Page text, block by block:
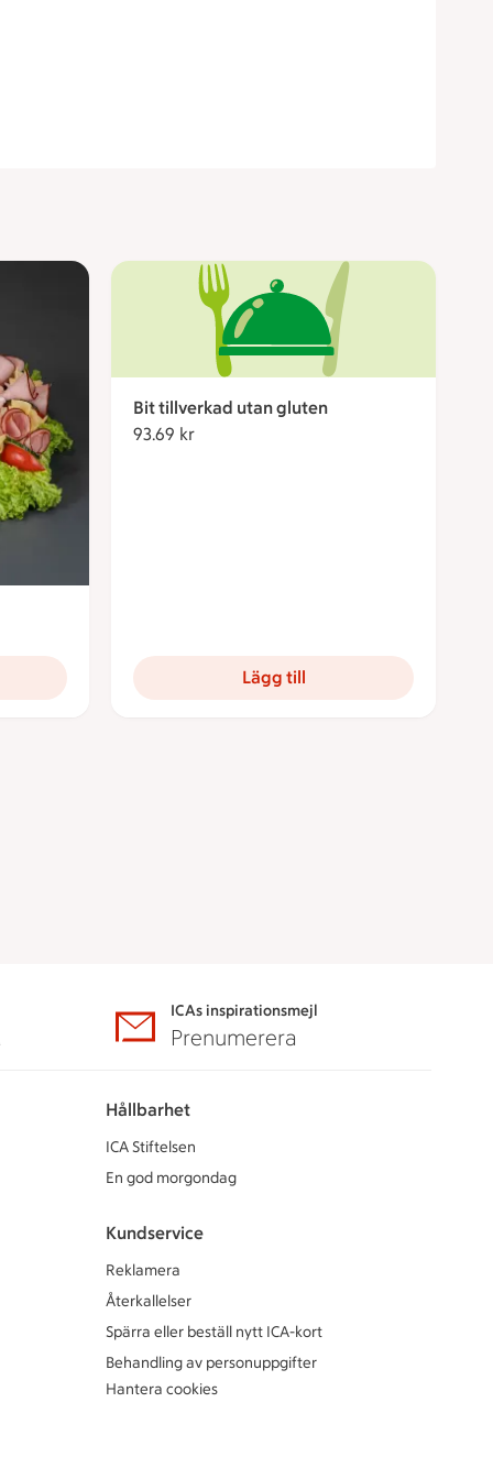
Bit tillverkad utan gluten
93.69 kr
Lägg till
ICAs inspirationsmejl
Prenumerera
Hållbarhet
ICA Stiftelsen
En god morgondag
Kundservice
Reklamera
Återkallelser
Spärra eller beställ nytt ICA-kort
Behandling av personuppgifter
Hantera cookies